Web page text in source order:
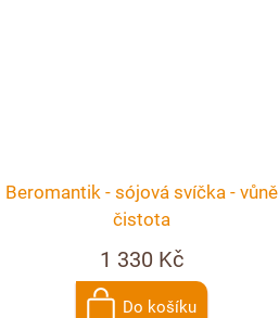
Beromantik - sójová svíčka - vůně
čistota
1 330 Kč
Do košíku